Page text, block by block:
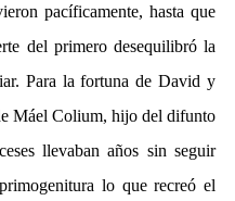
pacíficamente, hasta que
del primero desequilibró la
Para la fortuna de David y
Máel Colium, hijo del difunto
llevaban años sin seguir
lo que recreó el